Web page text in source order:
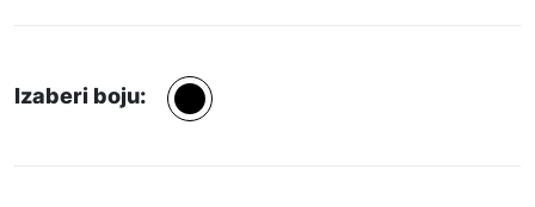
Izaberi boju: